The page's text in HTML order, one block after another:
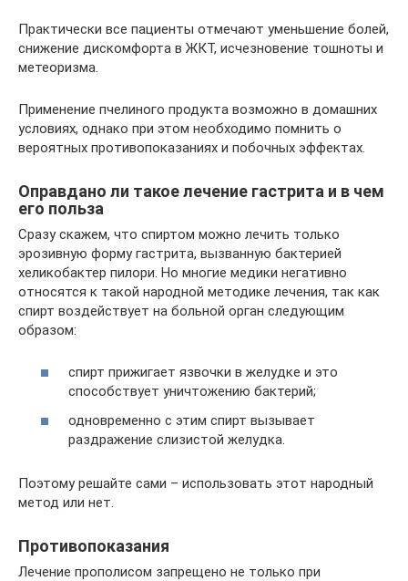
Практически все пациенты отмечают уменьшение болей,
снижение дискомфорта в ЖКТ, исчезновение тошноты и
метеоризма.
Применение пчелиного продукта возможно в домашних
условиях, однако при этом необходимо помнить о
вероятных противопоказаниях и побочных эффектах.
Оправдано ли такое лечение гастрита и в чем
его польза
Сразу скажем, что спиртом можно лечить только
эрозивную форму гастрита, вызванную бактерией
хеликобактер пилори. Но многие медики негативно
относятся к такой народной методике лечения, так как
спирт воздействует на больной орган следующим
образом:
спирт прижигает язвочки в желудке и это
способствует уничтожению бактерий;
одновременно с этим спирт вызывает
раздражение слизистой желудка.
Поэтому решайте сами – использовать этот народный
метод или нет.
Противопоказания
Лечение прополисом запрещено не только при